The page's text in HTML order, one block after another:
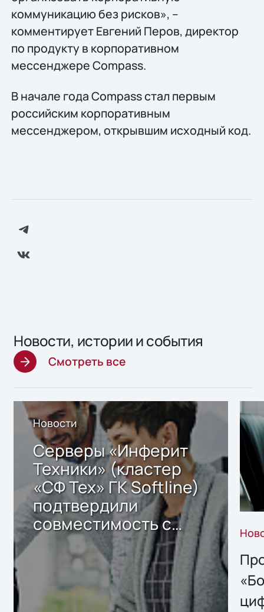
коммуникацию без рисков», –
комментирует Евгений Перов, директор
по продукту в корпоративном
мессенджере Compass.
В начале года Compass стал первым
российским корпоративным
мессенджером, открывшим исходный код.
Новости, истории и события
Смотреть все
Новости
Серверы «Инферит
Техники» (кластер
«СФ Тех» ГК Softline)
подтвердили
совместимость с
решением Sharx
Storage 2.x для
хранения данных